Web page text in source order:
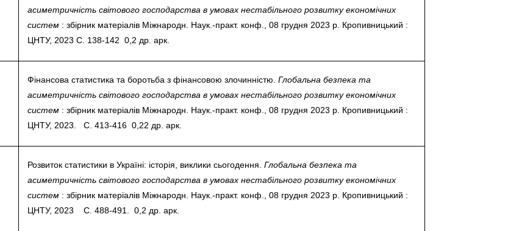
асиметричність світового господарства в умовах нестабільного розвитку економічних
систем : збірник матеріалів Міжнародн. Наук.-практ. конф., 08 грудня 2023 р. Кропивницький :
ЦНТУ, 2023 С. 138-142 0,2 др. арк.
Фінансова статистика та боротьба з фінансовою злочинністю. Глобальна безпека та
асиметричність світового господарства в умовах нестабільного розвитку економічних
систем : збірник матеріалів Міжнародн. Наук.-практ. конф., 08 грудня 2023 р. Кропивницький :
ЦНТУ, 2023. С. 413-416 0,22 др. арк.
Розвиток статистики в Україні: історія, виклики сьогодення. Глобальна безпека та
асиметричність світового господарства в умовах нестабільного розвитку економічних
систем : збірник матеріалів Міжнародн. Наук.-практ. конф., 08 грудня 2023 р. Кропивницький :
ЦНТУ, 2023 С. 488-491. 0,2 др. арк.